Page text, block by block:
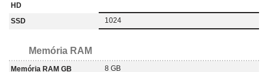
HD
SSD
1024
Memória RAM
Memória RAM GB 8 GB